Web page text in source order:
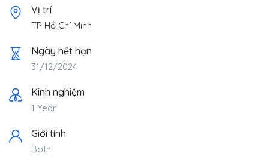
Vị trí
TP Hồ Chí Minh
Ngày hết hạn
31/12/2024
Kinh nghiệm
1 Year
Giới tính
Both